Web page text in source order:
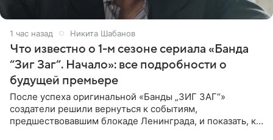
1 час назад Никита Шабанов
Что известно о 1-м сезоне сериала «Банда
“Зиг Заг”. Начало»: все подробности о
будущей премьере
После успеха оригинальной «Банды „ЗИГ ЗАГ“»
создатели решили вернуться к событиям,
предшествовавшим блокаде Ленинграда, и показать, как